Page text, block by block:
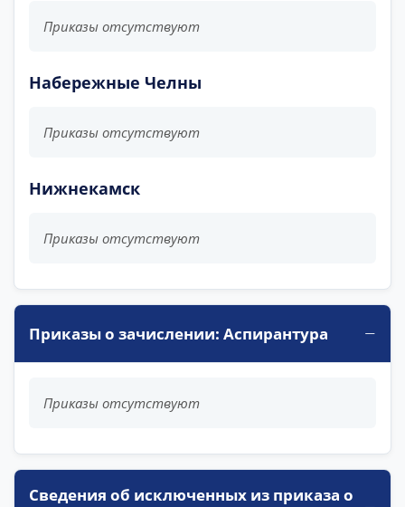
Приказы отсутствуют
Набережные Челны
Приказы отсутствуют
Нижнекамск
Приказы отсутствуют
Приказы о зачислении: Аспирантура
Приказы отсутствуют
Сведения об исключенных из приказа о